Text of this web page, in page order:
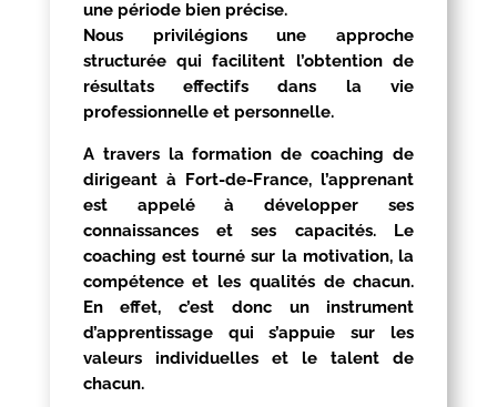
une période bien précise.
Nous privilégions une approche
structurée qui facilitent l’obtention de
résultats effectifs dans la vie
professionnelle et personnelle.
A travers la formation de coaching de
dirigeant à Fort-de-France, l’apprenant
est appelé à développer ses
connaissances et ses capacités. Le
coaching est tourné sur la motivation, la
compétence et les qualités de chacun.
En effet, c’est donc un instrument
d’apprentissage qui s’appuie sur les
valeurs individuelles et le talent de
chacun.